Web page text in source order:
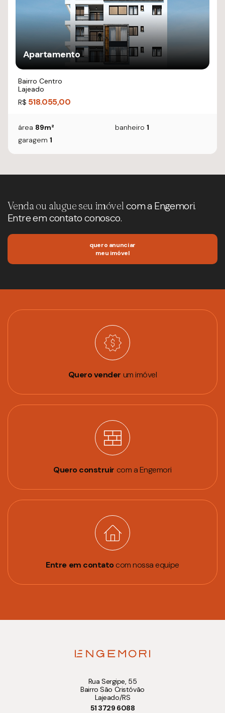
Apartamento
Bairro Centro
Lajeado
R$ 518.055,00
área 89m² banheiro 1
garagem 1
Venda ou alugue seu imóvel com a Engemori.
Entre em contato conosco.
quero anunciar
meu imóvel
Quero vender um imóvel
Quero construir com a Engemori
Entre em contatocom nossa equipe
Rua Sergipe, 55
Bairro São Cristóvão
Lajeado/RS
51 3729 6088